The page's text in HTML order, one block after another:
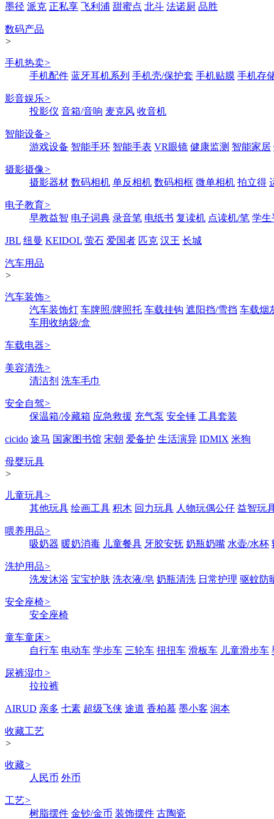
墨径 派克 正私享 飞利浦 甜蜜点 北斗 法诺厨 品胜
数码产品
>
手机热卖>
手机配件 蓝牙耳机系列 手机壳/保护套 手机贴膜 手机存
影音娱乐>
投影仪 音箱/音响 麦克风 收音机
智能设备>
游戏设备 智能手环 智能手表 VR眼镜 健康监测 智能家居
摄影摄像>
摄影器材 数码相机 单反相机 数码相框 微单相机 拍立得
电子教育>
早教益智 电子词典 录音笔 电纸书 复读机 点读机/笔 学生
JBL 纽曼 KEIDOL 萤石 爱国者 匹克 汉王 长城
汽车用品
>
汽车装饰>
汽车装饰灯 车牌照/牌照托 车载挂钩 遮阳挡/雪挡 车载烟
车用收纳袋/盒
车载电器>
美容清洗>
清洁剂 洗车毛巾
安全自驾>
保温箱/冷藏箱 应急救援 充气泵 安全锤 工具套装
cicido 途马 国家图书馆 宋朝 爱备护 生活演异 IDMIX 米狗
母婴玩具
>
儿童玩具>
其他玩具 绘画工具 积木 回力玩具 人物玩偶公仔 益智玩
喂养用品>
吸奶器 暖奶消毒 儿童餐具 牙胶安抚 奶瓶奶嘴 水壶/水杯
洗护用品>
洗发沐浴 宝宝护肤 洗衣液/皂 奶瓶清洗 日常护理 驱蚊防
安全座椅>
安全座椅
童车童床>
自行车 电动车 学步车 三轮车 扭扭车 滑板车 儿童滑步车
尿裤湿巾 >
拉拉裤
AIRUD 亲多 七素 超级飞侠 途道 香柏慕 墨小客 润本
收藏工艺
>
收藏>
人民币 外币
工艺>
树脂摆件 金钞/金币 装饰摆件 古陶瓷